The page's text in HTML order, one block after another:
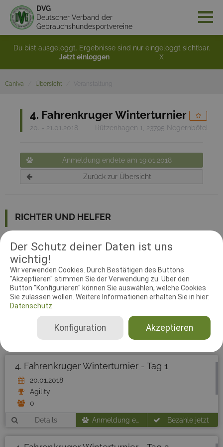
Der Schutz deiner Daten ist uns
wichtig!
Wir verwenden Cookies. Durch Bestätigen des Buttons
"Akzeptieren" stimmen Sie der Verwendung zu. Über den
Button "Konfigurieren" können Sie auswählen, welche Cookies
Sie zulassen wollen. Weitere Informationen erhalten Sie in hier:
Datenschutz.
Akzeptieren
Konfiguration
DVG
Deutscher Verband der
Gebrauchshundesportvereine
Du bist ausgeloggt. Ergebnisse sind nur eingeloggt sichtbar.
Jetzt einloggen
X
Caniva Übersicht
4. Fahrenkruger Winterturnier
20. - 21.01.2018 Rützenhagen 1, 23795 Negernbötel
Anmeldung endete am 19.01.2018
Zurück zur Übersicht
RICHTER UND HELFER
Susanne Altenberg
20. - 21.01.2018
Agility 3 Small, Agility 3 Medium, Agility 3 Large, Jumping 3 Small, Jumping 3 Medium, Jumping 3 Large
4. Fahrenkruger Winterturnier - Tag 1
20.01.2018
Agility
0
Details Anmeldung endete am 19.01.2018 Bezahle jetzt